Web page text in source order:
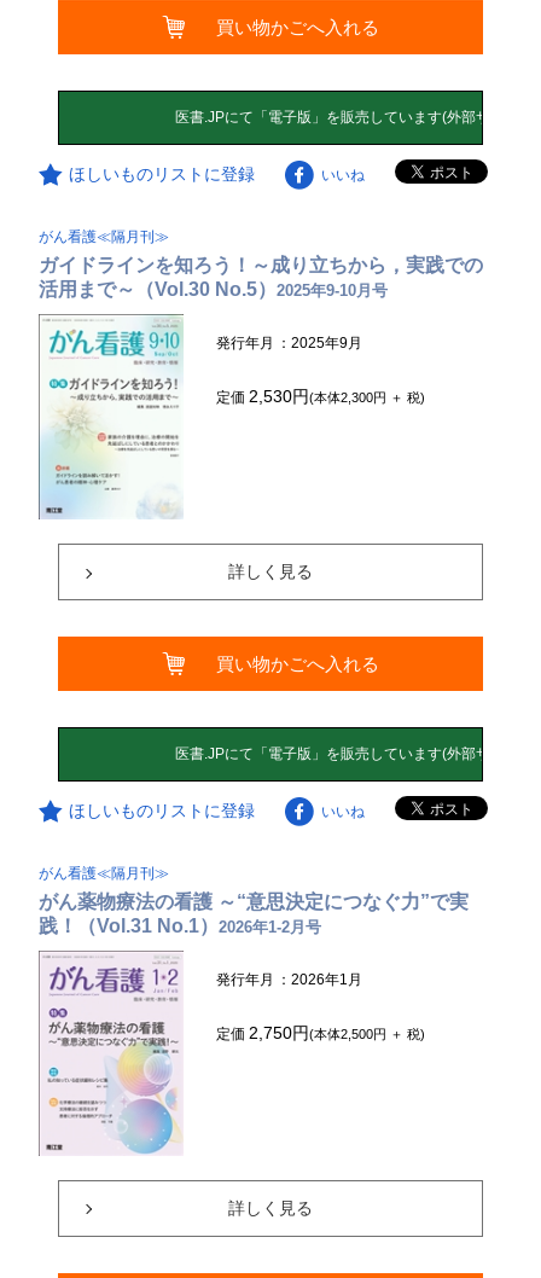
買い物かごへ入れる
ほしいものリストに登録 いいね
がん看護≪隔月刊≫
ガイドラインを知ろう！～成り立ちから，実践での
活用まで～（Vol.30 No.5）2025年9-10月号
発行年月 ：2025年9月
定価2,530円(本体2,300円 ＋ 税)
詳しく見る
買い物かごへ入れる
ほしいものリストに登録 いいね
がん看護≪隔月刊≫
がん薬物療法の看護 ～“意思決定につなぐ力”で実
践！（Vol.31 No.1）2026年1-2月号
発行年月 ：2026年1月
定価2,750円(本体2,500円 ＋ 税)
詳しく見る